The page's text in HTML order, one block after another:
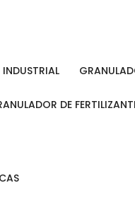
INDUSTRIAL
DE